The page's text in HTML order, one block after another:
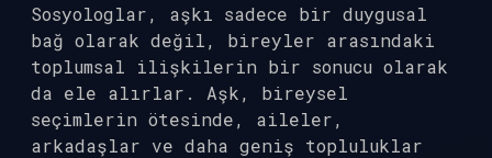
Sosyologlar, aşkı sadece bir duygusal
bağ olarak değil, bireyler arasındaki
toplumsal ilişkilerin bir sonucu olarak
da ele alırlar. Aşk, bireysel
seçimlerin ötesinde, aileler,
arkadaşlar ve daha geniş topluluklar